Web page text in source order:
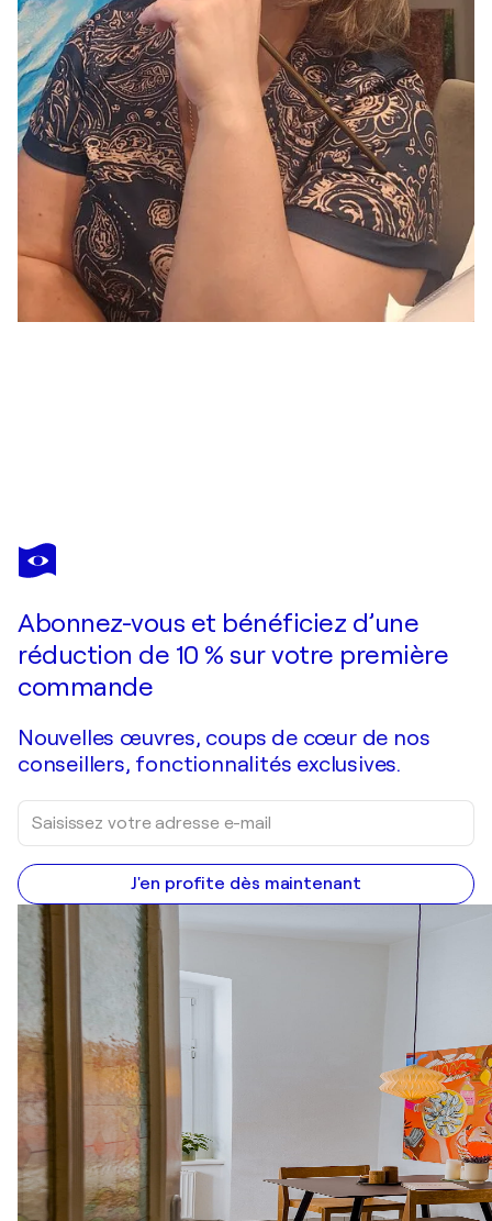
OLHA SVIESHNIKOVA
Silent Ascent
Abonnez-vous et bénéficiez d’une
réduction de 10 % sur votre première
commande
Nouvelles œuvres, coups de cœur de nos
conseillers, fonctionnalités exclusives.
J'en profite dès maintenant